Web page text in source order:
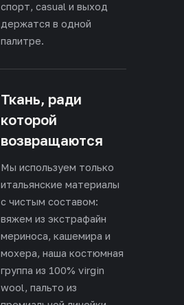
спорт, casual и выход
держатся в одной
палитре.
Ткань, ради
которой
возвращаются
Мы используем только
итальянские материалы
с чистым составом:
вяжем из экстрафайн
мериноса, кашемира и
мохера, наша костюмная
группа из 100% virgin
wool, пальто из